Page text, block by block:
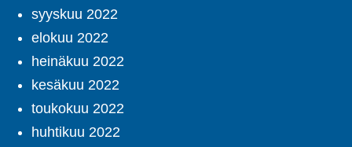
syyskuu 2022
elokuu 2022
heinäkuu 2022
kesäkuu 2022
toukokuu 2022
huhtikuu 2022